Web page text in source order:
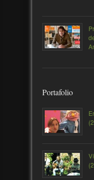
Portafolio